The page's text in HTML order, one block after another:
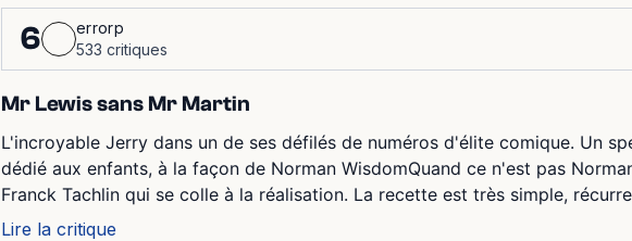
6
errorp
533 critiques
Mr Lewis sans Mr Martin
L'incroyable Jerry dans un de ses défilés de numéros d'élite comique. Un
dédié aux enfants, à la façon de Norman WisdomQuand ce n'est pas
Franck Tachlin qui se colle à la réalisation. La recette est très simple,
Lire la critique